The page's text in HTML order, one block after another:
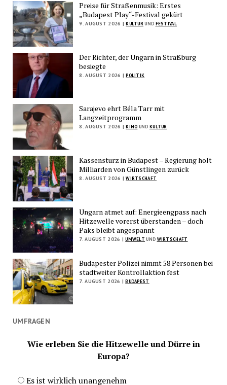
Preise für Straßenmusik: Erstes
„Budapest Play“-Festival gekürt
9. AUGUST 2026 | KULTURUND FESTIVAL
Der Richter, der Ungarn in Straßburg
besiegte
8. AUGUST 2026 | POLITIK
Sarajevo ehrt Béla Tarr mit
Langzeitprogramm
8. AUGUST 2026 | KINO UND KULTUR
Kassensturz in Budapest – Regierung holt
Milliarden von Günstlingen zurück
8. AUGUST 2026 | WIRTSCHAFT
Ungarn atmet auf: Energieengpass nach
Hitzewelle vorerst überstanden – doch
Paks bleibt angespannt
7. AUGUST 2026 | UMWELT UND WIRTSCHAFT
Budapester Polizei nimmt 58 Personen bei
stadtweiter Kontrollaktion fest
7. AUGUST 2026 | BUDAPEST
UMFRAGEN
Wie erleben Sie die Hitzewelle und Dürre in
Europa?
Es ist wirklich unangenehm